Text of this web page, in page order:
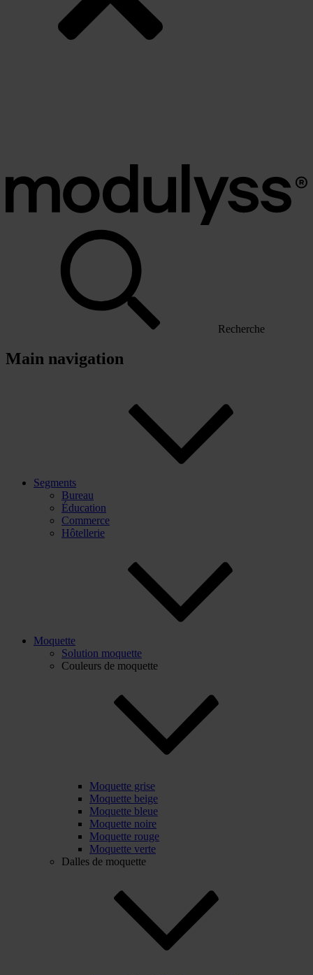
Recherche
Main navigation
Segments
Bureau
Éducation
Commerce
Hôtellerie
Moquette
Solution moquette
Couleurs de moquette
Moquette grise
Moquette beige
Moquette bleue
Moquette noire
Moquette rouge
Moquette verte
Dalles de moquette